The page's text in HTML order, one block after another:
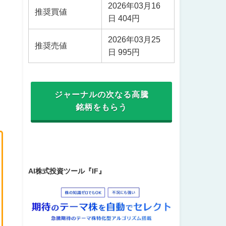
推奨買値
2026年03月16
日 404円
推奨売値
2026年03月25
日 995円
ジャーナルの次なる高騰
銘柄をもらう
AI株式投資ツール『IF』